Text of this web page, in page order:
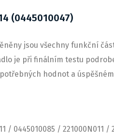
(0445010047)
jsou všechny funkční
je při finálním testu
hodnot a
/ 0445010085 / 221000N011